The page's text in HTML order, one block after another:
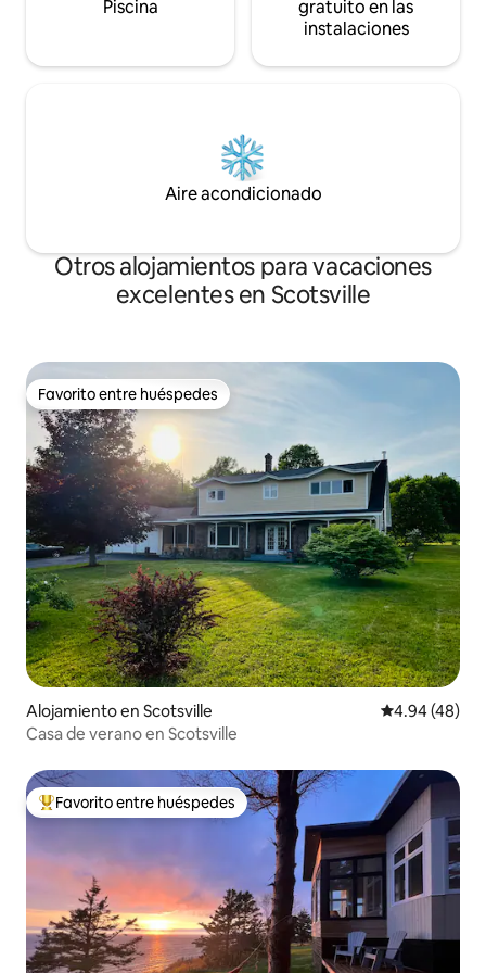
Piscina
gratuito en las
instalaciones
Aire acondicionado
Otros alojamientos para vacaciones
excelentes en Scotsville
Favorito entre huéspedes
Favorito entre huéspedes
Alojamiento en Scotsville Calificación
4.94 (48)
Casa de verano en Scotsville
Favorito entre huéspedes preferido
Favorito entre huéspedes